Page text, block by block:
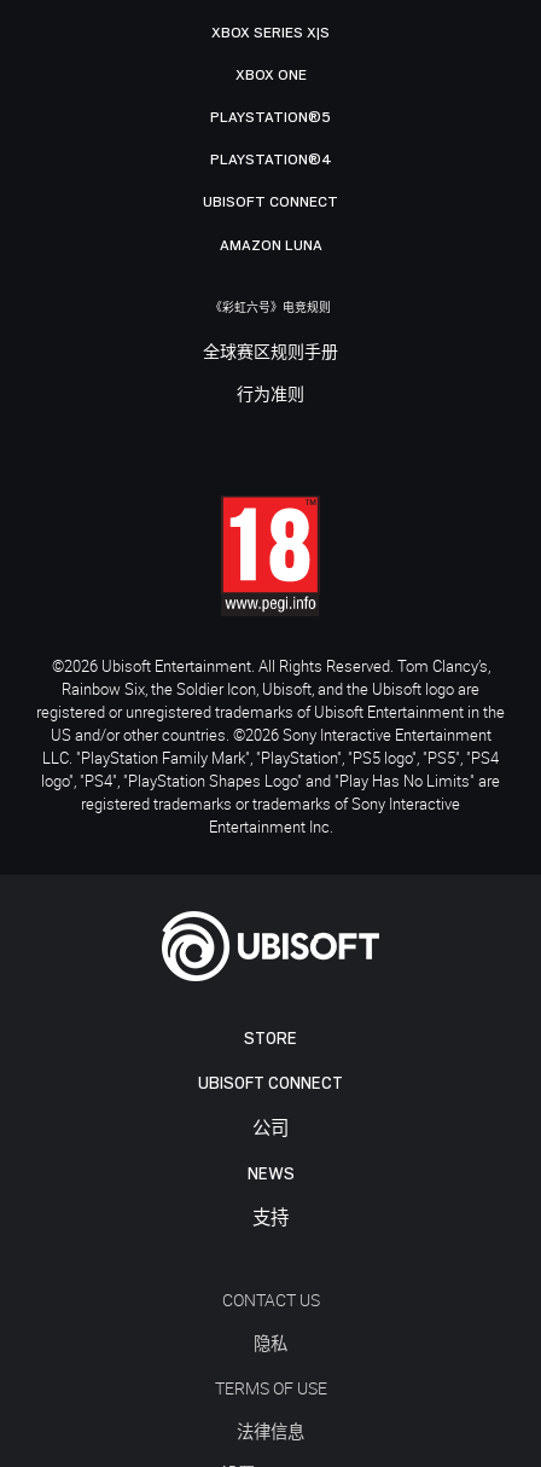
STORE
UBISOFT CONNECT
公司
NEWS
支持
CONTACT US
隐私
TERMS OF USE
法律信息
XBOX SERIES X|S
XBOX ONE
PLAYSTATION®5
PLAYSTATION®4
UBISOFT CONNECT
AMAZON LUNA
《彩虹六号》电竞规则
全球赛区规则手册
行为准则
©2026 Ubisoft Entertainment. All Rights Reserved. Tom Clancy’s,
Rainbow Six, the Soldier Icon, Ubisoft, and the Ubisoft logo are
registered or unregistered trademarks of Ubisoft Entertainment in the
US and/or other countries. ©2026 Sony Interactive Entertainment
LLC. "PlayStation Family Mark", "PlayStation", "PS5 logo", "PS5", "PS4
logo", "PS4", "PlayStation Shapes Logo" and "Play Has No Limits" are
registered trademarks or trademarks of Sony Interactive
Entertainment Inc.